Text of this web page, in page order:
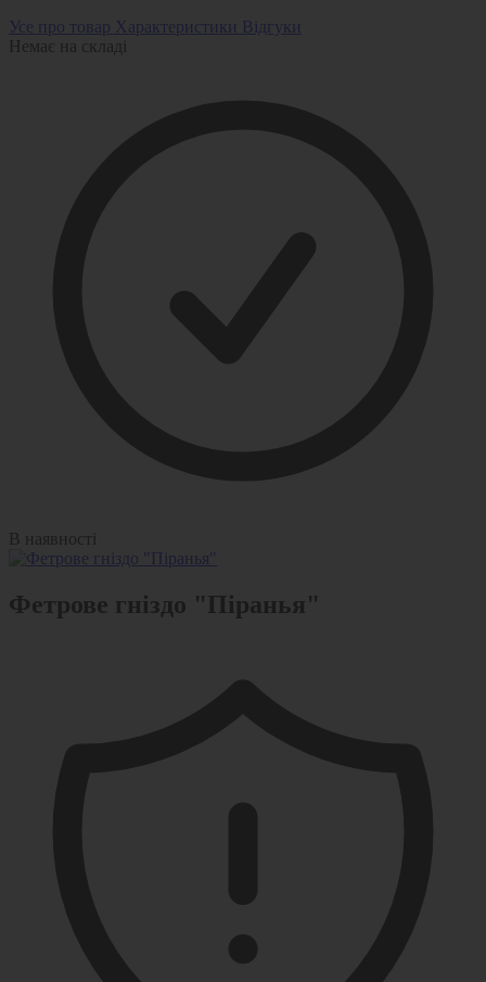
Усе про товар Характеристики Відгуки
Немає на складі
В наявності
Фетрове гніздо "Піранья"